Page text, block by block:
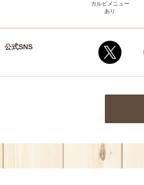
カルビメニュー
あり
公式SNS